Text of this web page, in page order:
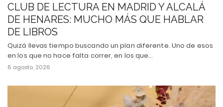
CLUB DE LECTURA EN MADRID Y ALCALÁ
DE HENARES: MUCHO MÁS QUE HABLAR
DE LIBROS
Quizá llevas tiempo buscando un plan diferente. Uno de esos
en los que no hace falta correr, en los que…
6 agosto, 2026